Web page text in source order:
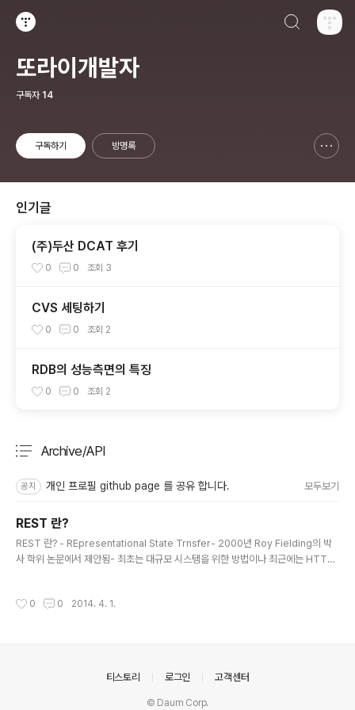
또라이개발자
구독자 14
구독하기 방명록
인기글
(주)두산 DCAT 후기
0 0 조회 3
CVS 세팅하기
0 0 조회 2
RDB의 성능측면의 특징
0 0 조회 2
Archive/API
공지 개인 프로필 github page 를 공유 합니다. 모두보기
REST 란?
REST 란? - REpresentational State Trnsfer- 2000년 Roy Fielding의 박
사 학위 논문에서 제안됨- 최초는 대규모 시스템을 위한 방법이나 최근에는 HTTP
스 들이 REST 방식으로 구현되어 있음 . Twitter, Facebook, Daum OPEN API
0 0 2014. 4. 1.
티스토리 로그인 고객센터
© Daum Corp.